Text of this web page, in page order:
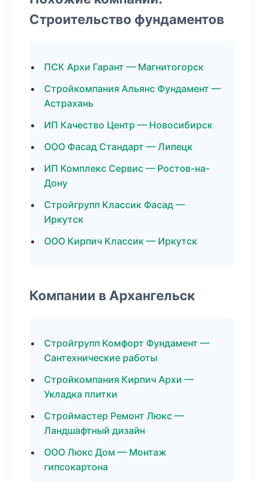
Строительство фундаментов
ПСК Архи Гарант — Магнитогорск
Стройкомпания Альянс Фундамент —
Астрахань
ИП Качество Центр — Новосибирск
ООО Фасад Стандарт — Липецк
ИП Комплекс Сервис — Ростов-на-
Дону
Стройгрупп Классик Фасад —
Иркутск
ООО Кирпич Классик — Иркутск
Компании в Архангельск
Стройгрупп Комфорт Фундамент —
Сантехнические работы
Стройкомпания Кирпич Архи —
Укладка плитки
Строймастер Ремонт Люкс —
Ландшафтный дизайн
ООО Люкс Дом — Монтаж
гипсокартона